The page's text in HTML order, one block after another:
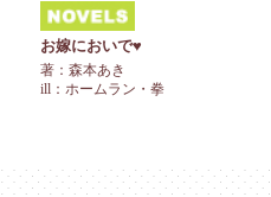
お嫁においで♥
著：森本あき
ill：ホームラン・拳